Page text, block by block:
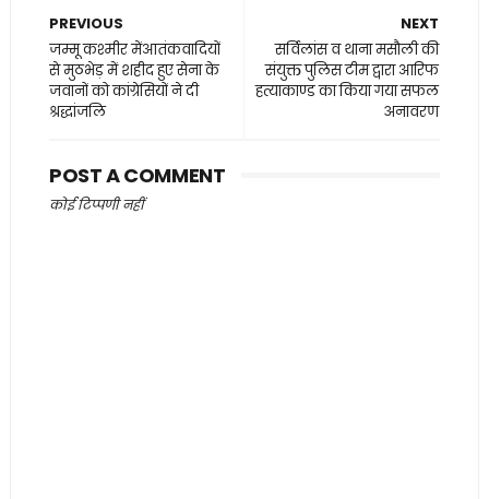
NEXT
सर्विलांस व थाना मसौली की
संयुक्त पुलिस टीम द्वारा आरिफ
हत्याकाण्ड का किया गया सफल
अनावरण
PREVIOUS
जम्मू कश्मीर मेंआतंकवादियों
से मुठभेड़ में शहीद हुए सेना के
जवानों को कांग्रेसियों ने दी
श्रद्धांजलि
POST A COMMENT
कोई टिप्पणी नहीं